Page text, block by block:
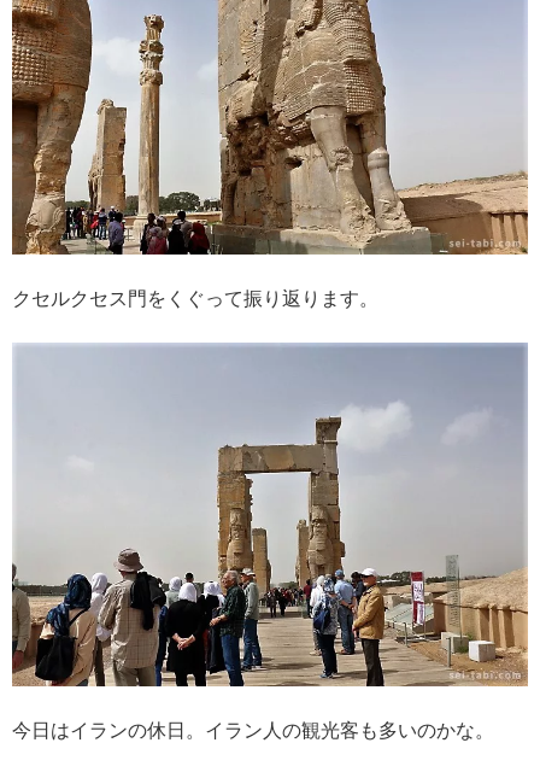
クセルクセス門をくぐって振り返ります。
今日はイランの休日。イラン人の観光客も多いのかな。